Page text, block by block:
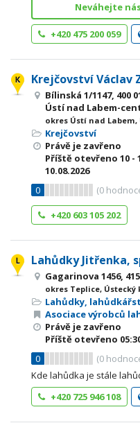
Neváhejte
+420 475 200 059
Krejčovství Václav
Bílinská 1/1147, 400
Ústí nad Labem-
okres Ústí nad Labem,
Krejčovství
Právě je zavřeno
Příště otevřeno 10 -
10.08.2026
0
(0
+420 603 105 202
Lahůdky Jitřenka,
Gagarinova 1456,
okres Teplice, Ústecký
Lahůdky,
Asociace výrobců
Právě je zavřeno
Příště otevřeno
0
(0
Kde lahůdka je stále
+420 725 946 108